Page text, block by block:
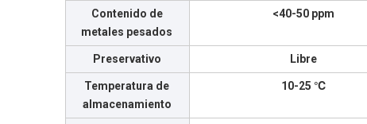
Contenido de
metales pesados
<40-50 ppm
Preservativo Libre
Temperatura de
almacenamiento
10-25 ℃